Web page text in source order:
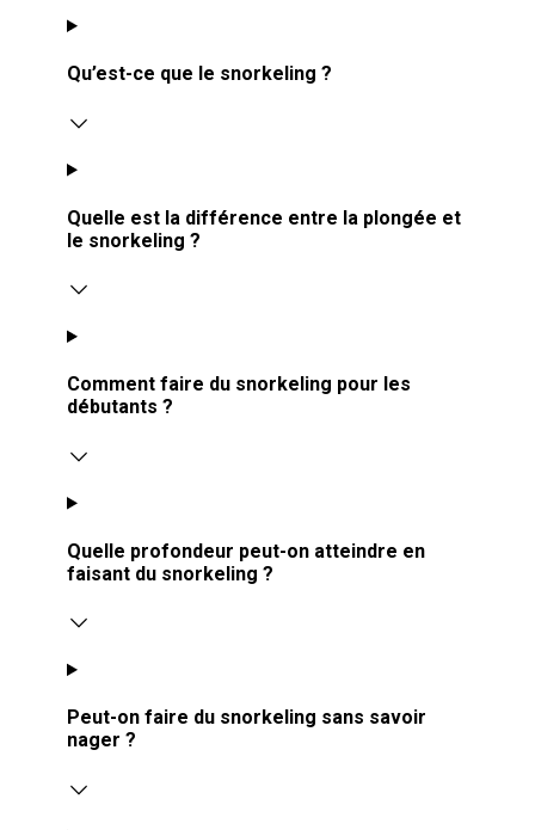
Qu’est-ce que le snorkeling ?
Quelle est la différence entre la plongée et
le snorkeling ?
Comment faire du snorkeling pour les
débutants ?
Quelle profondeur peut-on atteindre en
faisant du snorkeling ?
Peut-on faire du snorkeling sans savoir
nager ?